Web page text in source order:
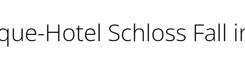
Hotel Schloss Fall